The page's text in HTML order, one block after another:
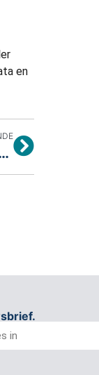
en
Group positieve uitzondering